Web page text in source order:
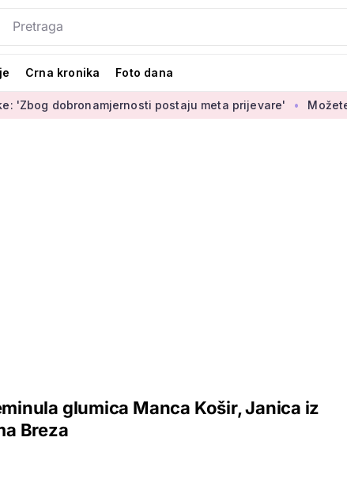
Crna kronika Foto dana
postaju meta prijevare' Možete glasati
glumica Manca Košir, Janica iz
Breza